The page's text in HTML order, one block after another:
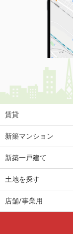
賃貸
新築マンション
新築一戸建て
土地を探す
店舗/事業用